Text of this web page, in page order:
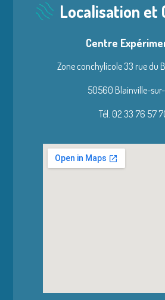
Localisation et
Centre
Zone conchylicole 33 rue du
50560 Blainville-
Tél. 02 33 76 57